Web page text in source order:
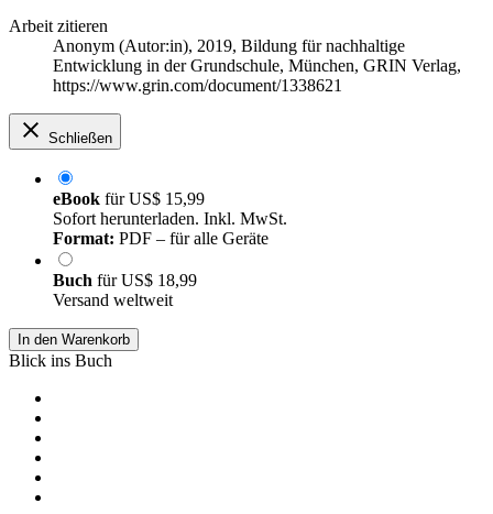
Arbeit zitieren
Anonym (Autor:in), 2019, Bildung für nachhaltige
Entwicklung in der Grundschule, München, GRIN Verlag,
https://www.grin.com/document/1338621
Schließen
eBook fürUS$ 15,99
Sofort herunterladen. Inkl. MwSt.
Format: PDF – für alle Geräte
Buch fürUS$ 18,99
Versand weltweit
In den Warenkorb
Blick ins Buch